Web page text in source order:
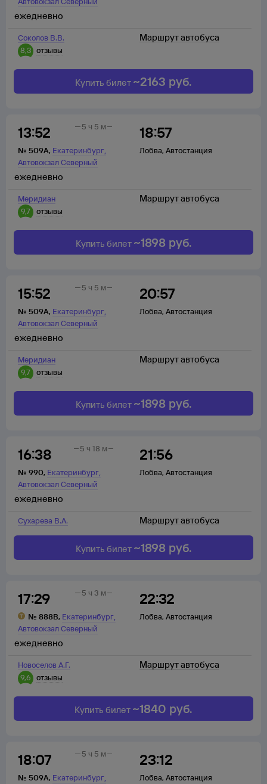
Соколов В.В.
8,3 отзывы
ежедневно
Маршрут автобуса
Купить билет ~2163 руб.
13:52
№ 509А, Екатеринбург,
Автовокзал Северный
18:57
Лобва, Автостанция
5 ч 5 м
Меридиан
9,7
отзывы
ежедневно
Маршрут автобуса
Купить билет ~1898 руб.
15:52
№ 509А, Екатеринбург,
Автовокзал Северный
20:57
Лобва, Автостанция
5 ч 5 м
Меридиан
9,7
отзывы
ежедневно
Маршрут автобуса
Купить билет ~1898 руб.
16:38
№ 990, Екатеринбург,
Автовокзал Северный
21:56
Лобва, Автостанция
5 ч 18 м
Сухарева В.А.
ежедневно
Маршрут автобуса
Купить билет ~1898 руб.
17:29
№ 888В, Екатеринбург,
Автовокзал Северный
22:32
Лобва, Автостанция
5 ч 3 м
Новоселов А.Г.
9,6
отзывы
ежедневно
Маршрут автобуса
Купить билет ~1840 руб.
18:07
№ 509А, Екатеринбург,
23:12
Лобва, Автостанция
5 ч 5 м